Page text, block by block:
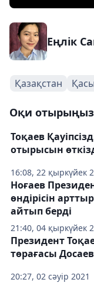
Еңлік
Қазақстан
Оқи отырыңыз
16:08, 22 қыркүйек
Тоқаев
отырысын
21:40, 04 қыркүйек
Ноғаев
өндірісін
айтып берді
20:27, 02 сәуір 2021
Президент
төрағасы